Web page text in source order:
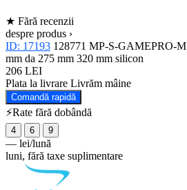
★ Fără recenzii
despre produs ›
ID: 17193 128771 MP-S-GAMEPRO-M
mm da 275 mm 320 mm silicon
206 LEI
Plata la livrare Livrăm mâine
Comandă rapidă
⚡Rate fără dobândă
4 6 9
— lei/lună
luni, fără taxe suplimentare